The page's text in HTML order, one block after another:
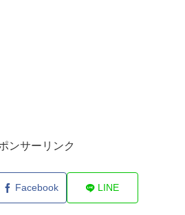
ンサーリンク
Facebook LINE